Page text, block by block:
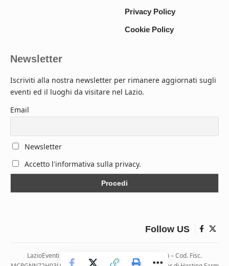
Privacy Policy
Cookie Policy
Newsletter
Iscriviti alla nostra newsletter per rimanere aggiornati sugli
eventi ed il luoghi da visitare nel Lazio.
Email
Newsletter
Accetto l'informativa sulla privacy.
Follow US
LazioEventi – Via Monticelli, 9 04026 Minturno (LT) – Cod. Fisc.